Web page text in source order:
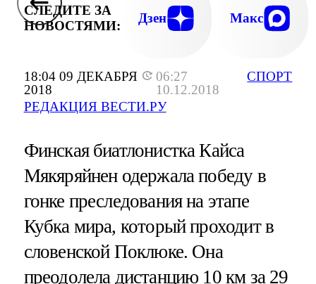
18:04 09 ДЕКАБРЯ
2018
06:27
10.12.2018
РЕДАКЦИЯ ВЕСТИ.РУ
СПОРТ
СЛЕДИТЕ ЗА
НОВОСТЯМИ:
Дзен Макс
Финская биатлонистка Кайса
Мякяряйнен одержала победу в
гонке преследования на этапе
Кубка мира, который проходит в
словенской Поклюке. Она
преодолела дистанцию 10 км за 29